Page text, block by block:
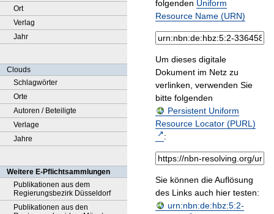
Ort
Verlag
Jahr
Clouds
Schlagwörter
Orte
Autoren / Beteiligte
Verlage
Jahre
Weitere E-Pflichtsammlungen
Publikationen aus dem
Regierungsbezirk Düsseldorf
Publikationen aus den
folgenden Uniform
Resource Name (URN)
Um dieses digitale
Dokument im Netz zu
verlinken, verwenden Sie
bitte folgenden
Persistent Uniform
Resource Locator (PURL)
:
Sie können die Auflösung
des Links auch hier testen:
urn:nbn:de:hbz:5:2-